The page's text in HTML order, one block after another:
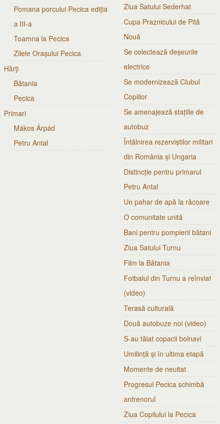
Pomana porcului Pecica ediția
a III-a
Toamna la Pecica
Zilele Oraşului Pecica
Hărţi
Bătania
Pecica
Primari
Mákos Árpád
Petru Antal
Ziua Satului Sederhat
Cupa Praznicului de Pită
Nouă
Se colectează deșeurile
electrice
Se modernizează Clubul
Copiilor
Se amenajează stațiile de
autobuz
Întâlnirea rezerviștilor militari
din România și Ungaria
Distincție pentru primarul
Petru Antal
Un pahar de apă la răcoare
O comunitate unită
Bani pentru pompierii bătani
Ziua Satului Turnu
Film la Bătania
Fotbalul din Turnu a reînviat
(video)
Terasă culturală
Două autobuze noi (video)
S-au tăiat copacii bolnavi
Umilință și în ultima etapă
Momente de neuitat
Progresul Pecica schimbă
antrenorul
Ziua Copilului la Pecica